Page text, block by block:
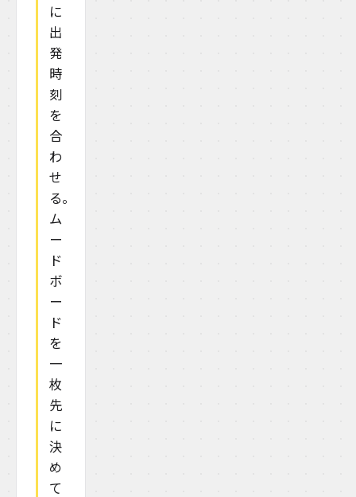
に
出
発
時
刻
を
合
わ
せ
る。
ム
ー
ド
ボ
ー
ド
を
一
枚
先
に
決
め
て